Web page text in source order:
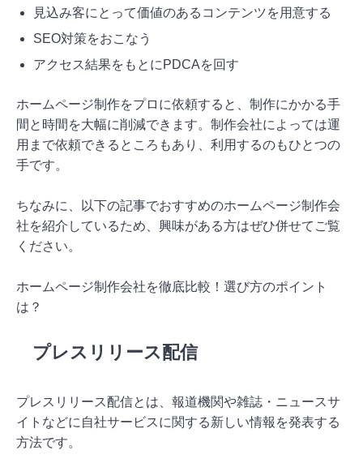
見込み客にとって価値のあるコンテンツを用意する
SEO対策をおこなう
アクセス結果をもとにPDCAを回す
ホームページ制作をプロに依頼すると、制作にかかる手
間と時間を大幅に削減できます。制作会社によっては運
用まで依頼できるところもあり、利用するのもひとつの
手です。
ちなみに、以下の記事でおすすめのホームページ制作会
社を紹介しているため、興味がある方はぜひ併せてご覧
ください。
ホームページ制作会社を徹底比較！選び方のポイント
は？
プレスリリース配信
プレスリリース配信とは、報道機関や雑誌・ニュースサ
イトなどに自社サービスに関する新しい情報を発表する
方法です。